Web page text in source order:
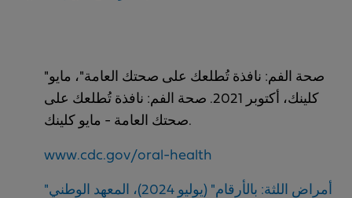
"صحة الفم: نافذة تُطلعك على صحتك العامة"، مايو
كلينك، أكتوبر 2021. صحة الفم: نافذة تُطلعك على
صحتك العامة - مايو كلينك.
www.cdc.gov/oral-health
"أمراض اللثة: بالأرقام" (يوليو 2024)، المعهد الوطني